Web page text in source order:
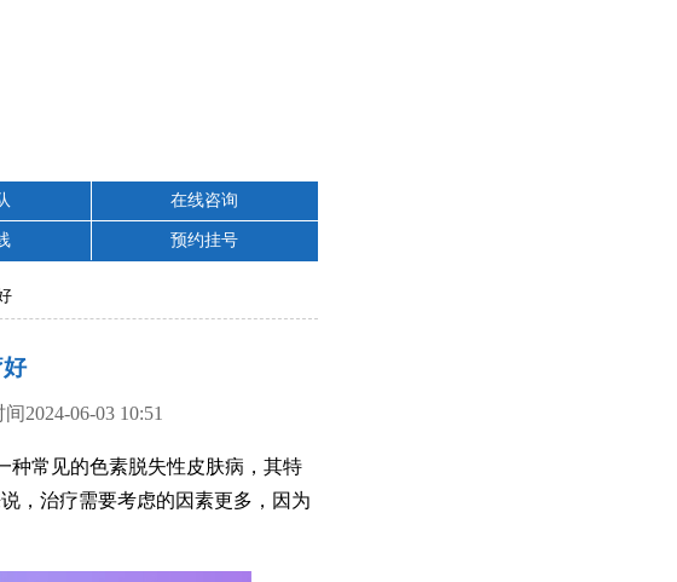
在线咨询
预约挂号
06-03 10:51
种常见的色素脱失性皮肤病，其特
，治疗需要考虑的因素更多，因为